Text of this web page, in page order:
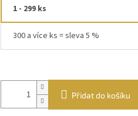
1 - 299 ks
300 a více ks = sleva 5 %
Přidat do košíku